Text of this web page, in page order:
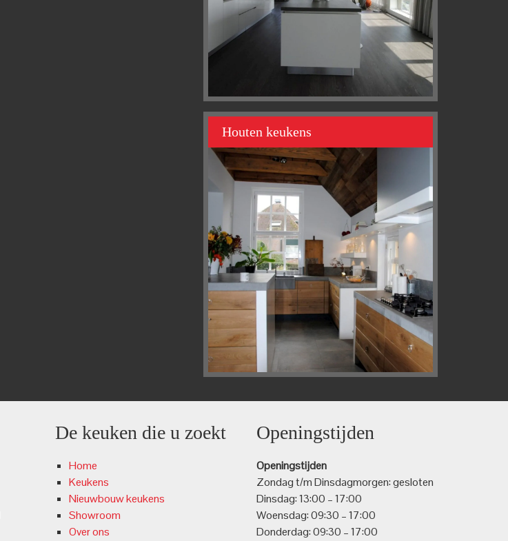
Houten keukens
De keuken die u zoekt
Home
Keukens
Nieuwbouw keukens
Showroom
Over ons
Openingstijden
Openingstijden
Zondag t/m Dinsdagmorgen: gesloten
Dinsdag: 13:00 – 17:00
Woensdag: 09:30 – 17:00
Donderdag: 09:30 – 17:00